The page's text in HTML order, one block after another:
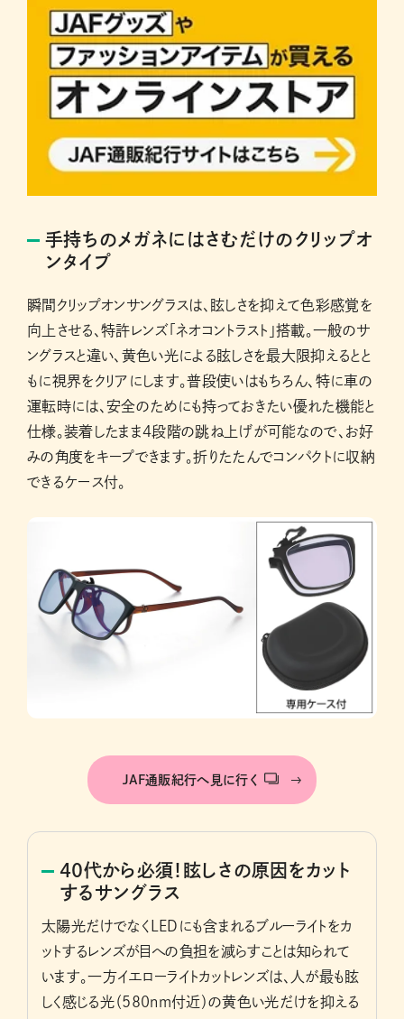
手持ちのメガネにはさむだけのクリップオ
ンタイプ
瞬間クリップオンサングラスは、眩しさを抑えて色彩感覚を
向上させる、特許レンズ「ネオコントラスト」搭載。一般のサ
ングラスと違い、黄色い光による眩しさを最大限抑えるとと
もに視界をクリアにします。普段使いはもちろん、特に車の
運転時には、安全のためにも持っておきたい優れた機能と
仕様。装着したまま４段階の跳ね上げが可能なので、お好
みの角度をキープできます。折りたたんでコンパクトに収納
できるケース付。
JAF通販紀行へ見に行く
40代から必須！眩しさの原因をカット
するサングラス
太陽光だけでなくLEDにも含まれるブルーライトをカ
ットするレンズが目への負担を減らすことは知られて
います。一方イエローライトカットレンズは、人が最も眩
しく感じる光（580nm付近）の黄色い光だけを抑える